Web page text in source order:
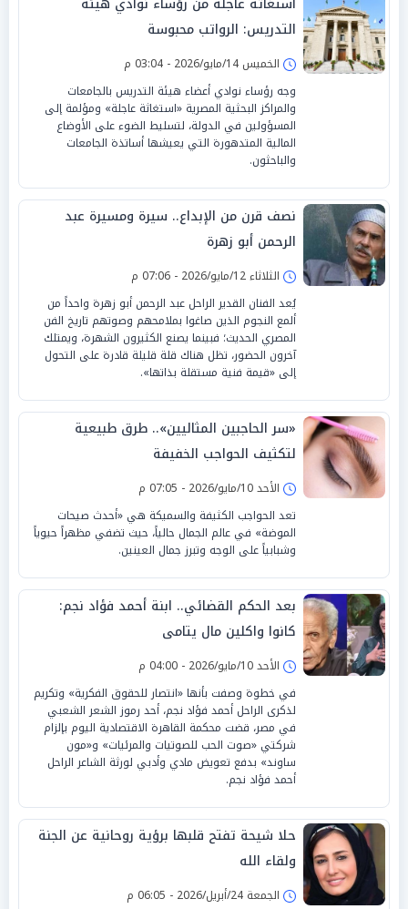
التدريس: الرواتب محبوسة
الخميس 14/مايو/2026 - 03:04 م
وجه رؤساء نوادي أعضاء هيئة التدريس بالجامعات
والمراكز البحثية المصرية «استغاثة عاجلة» ومؤلمة إلى
المسؤولين في الدولة، لتسليط الضوء على الأوضاع
المالية المتدهورة التي يعيشها أساتذة الجامعات
والباحثون.
نصف قرن من الإبداع.. سيرة ومسيرة عبد
الرحمن أبو زهرة
الثلاثاء 12/مايو/2026 - 07:06 م
يُعد الفنان القدير الراحل عبد الرحمن أبو زهرة واحداً من
ألمع النجوم الذين صاغوا بملامحهم وصوتهم تاريخ الفن
المصري الحديث؛ فبينما يصنع الكثيرون الشهرة، ويمتلك
آخرون الحضور، تظل هناك قلة قليلة قادرة على التحول
إلى «قيمة فنية مستقلة بذاتها».
«سر الحاجبين المثاليين».. طرق طبيعية
لتكثيف الحواجب الخفيفة
الأحد 10/مايو/2026 - 07:05 م
تعد الحواجب الكثيفة والسميكة هي «أحدث صيحات
الموضة» في عالم الجمال حالياً، حيث تضفي مظهراً حيوياً
وشبابياً على الوجه وتبرز جمال العينين.
بعد الحكم القضائي.. ابنة أحمد فؤاد نجم:
كانوا واكلين مال يتامى
الأحد 10/مايو/2026 - 04:00 م
في خطوة وصفت بأنها «انتصار للحقوق الفكرية» وتكريم
لذكرى الراحل أحمد فؤاد نجم، أحد رموز الشعر الشعبي
في مصر، قضت محكمة القاهرة الاقتصادية اليوم بإلزام
شركتي «صوت الحب للصوتيات والمرئيات» و«مون
ساوند» بدفع تعويض مادي وأدبي لورثة الشاعر الراحل
أحمد فؤاد نجم.
حلا شيحة تفتح قلبها برؤية روحانية عن الجنة
ولقاء الله
الجمعة 24/أبريل/2026 - 06:05 م